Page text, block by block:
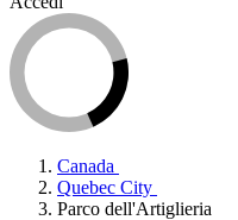
Canada
Quebec City
Parco dell'Artiglieria